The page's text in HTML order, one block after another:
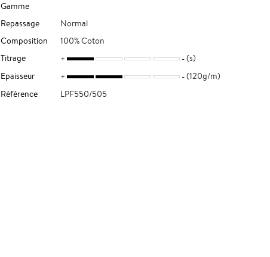
Gamme
Repassage
Normal
Composition
100% Coton
Titrage
(s)
Epaisseur
(120g/m)
Référence
LPF550/505